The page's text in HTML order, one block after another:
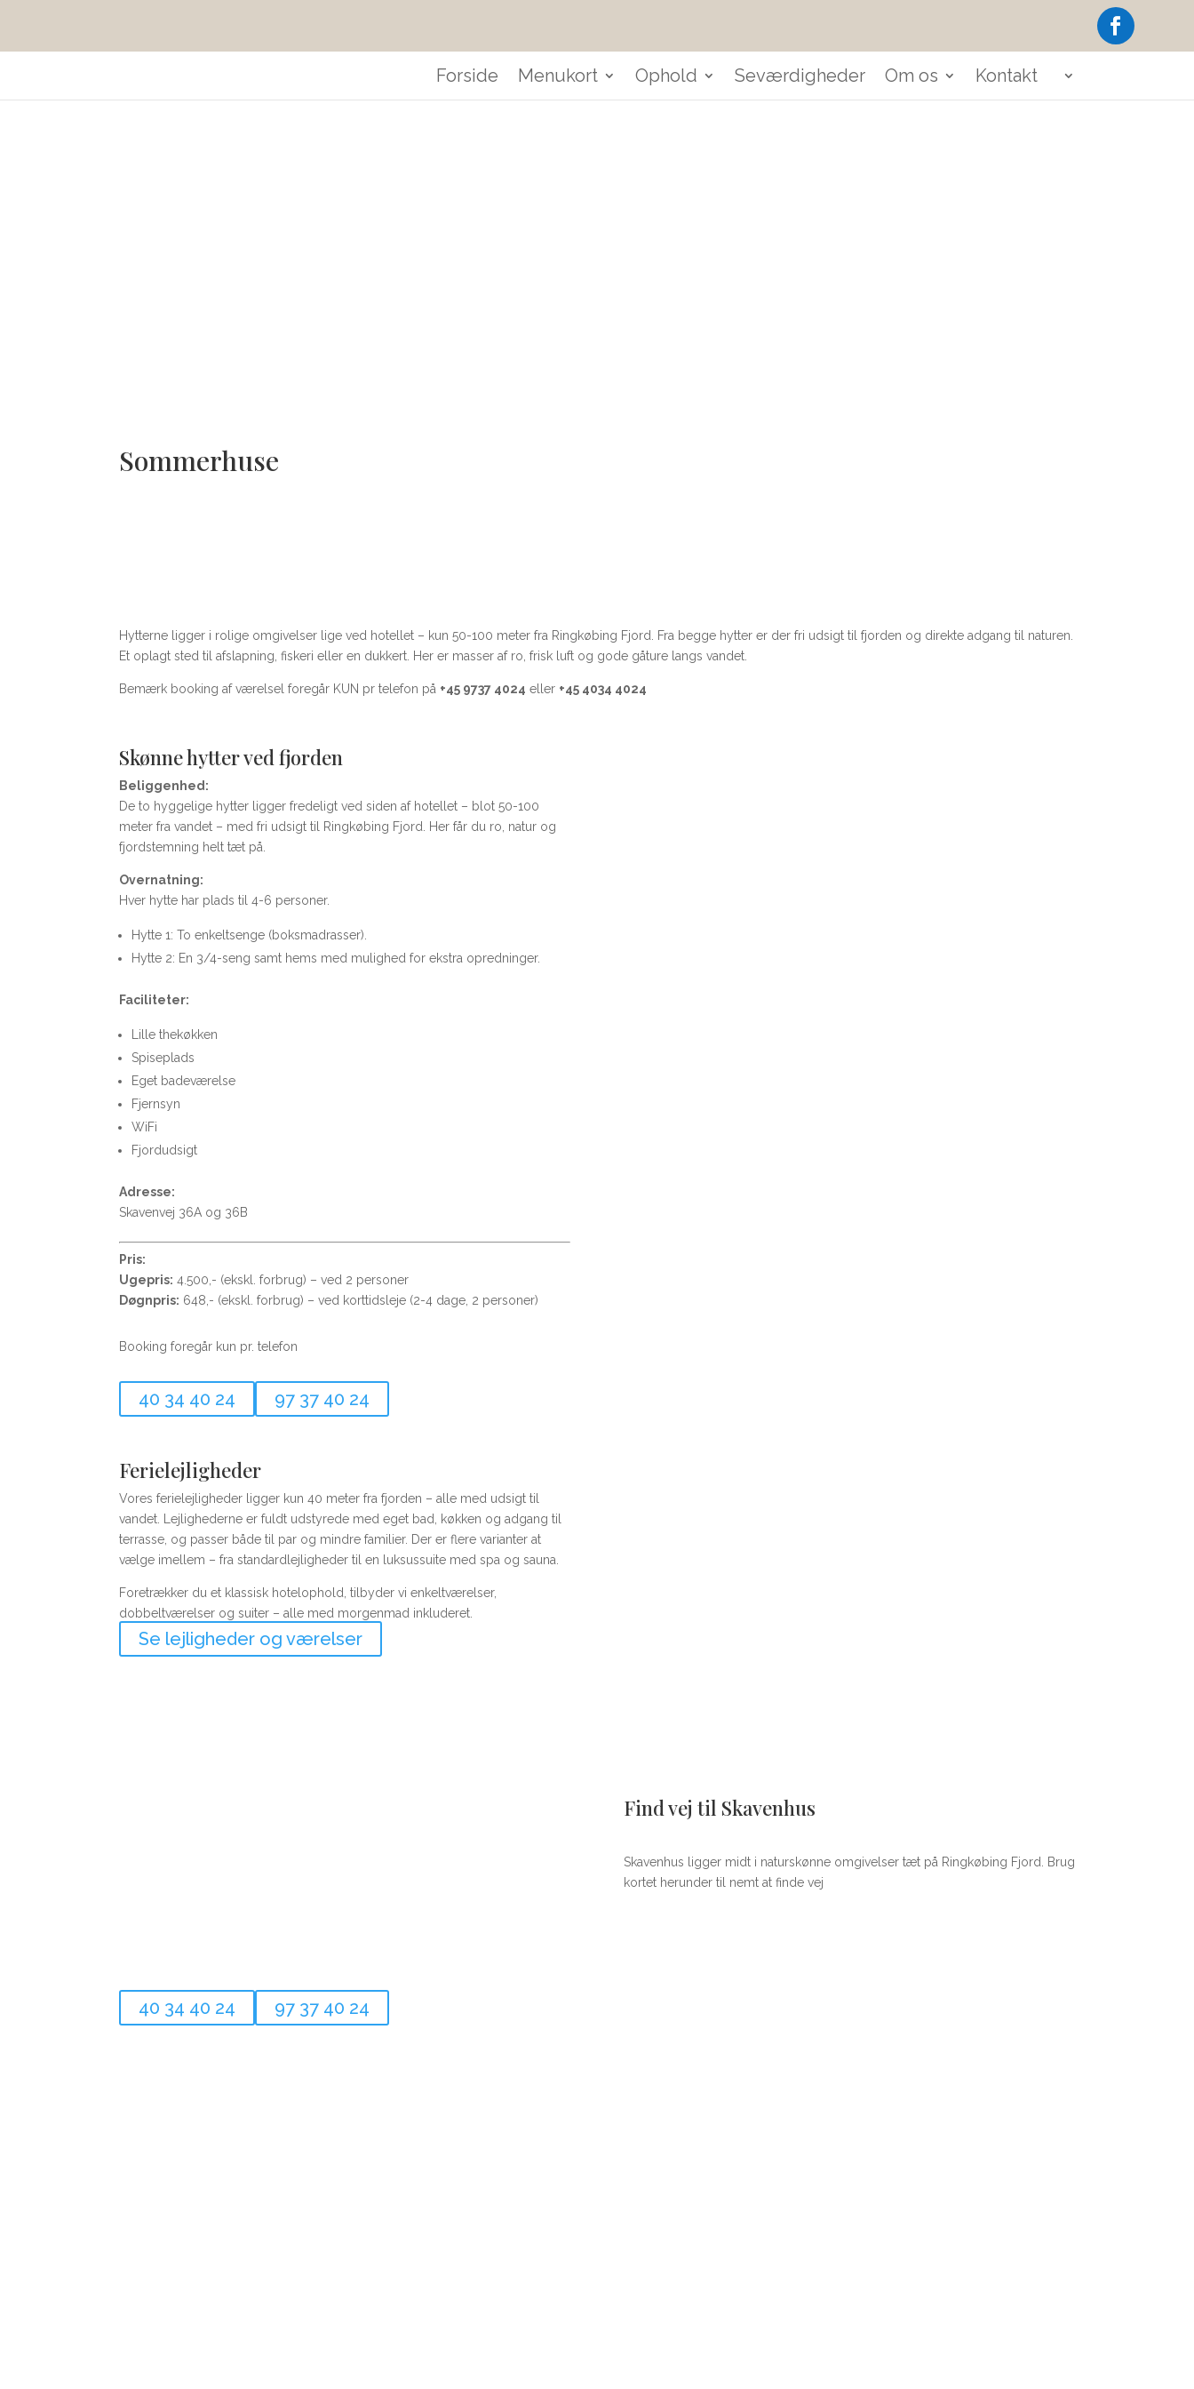
Forside Menukort Ophold Seværdigheder Om os Kontakt
Sommerhuse
Hytterne ligger i rolige omgivelser lige ved hotellet – kun 50-100 meter fra Ringkøbing Fjord. Fra begge hytter er der fri udsigt til fjorden og direkte adgang til naturen.
Et oplagt sted til afslapning, fiskeri eller en dukkert. Her er masser af ro, frisk luft og gode gåture langs vandet.
Bemærk booking af værelsel foregår KUN pr telefon på +45 9737 4024 eller +45 4034 4024
Skønne hytter ved fjorden
Beliggenhed:
De to hyggelige hytter ligger fredeligt ved siden af hotellet – blot 50-100
meter fra vandet – med fri udsigt til Ringkøbing Fjord. Her får du ro, natur og
fjordstemning helt tæt på.
Overnatning:
Hver hytte har plads til 4-6 personer.
Hytte 1: To enkeltsenge (boksmadrasser).
Hytte 2: En 3/4-seng samt hems med mulighed for ekstra opredninger.
Faciliteter:
Lille thekøkken
Spiseplads
Eget badeværelse
Fjernsyn
WiFi
Fjordudsigt
Adresse:
Skavenvej 36A og 36B
Pris:
Ugepris: 4.500,- (ekskl. forbrug) – ved 2 personer
Døgnpris: 648,- (ekskl. forbrug) – ved korttidsleje (2-4 dage, 2 personer)
Booking foregår kun pr. telefon
40 34 40 24 97 37 40 24
Ferielejligheder
Vores ferielejligheder ligger kun 40 meter fra fjorden – alle med udsigt til
vandet. Lejlighederne er fuldt udstyrede med eget bad, køkken og adgang til
terrasse, og passer både til par og mindre familier. Der er flere varianter at
vælge imellem – fra standardlejligheder til en luksussuite med spa og sauna.
Foretrækker du et klassisk hotelophold, tilbyder vi enkeltværelser,
dobbeltværelser og suiter – alle med morgenmad inkluderet.
Se lejligheder og værelser
40 34 40 24 97 37 40 24
Find vej til Skavenhus
Skavenhus ligger midt i naturskønne omgivelser tæt på Ringkøbing Fjord. Brug
kortet herunder til nemt at finde vej